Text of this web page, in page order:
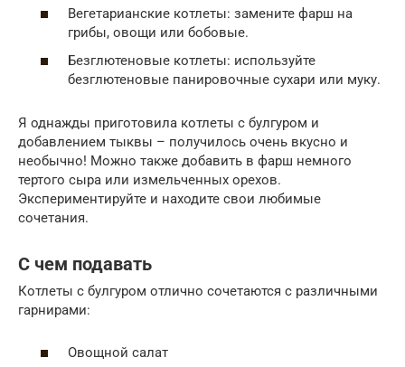
Вегетарианские котлеты: замените фарш на
грибы, овощи или бобовые.
Безглютеновые котлеты: используйте
безглютеновые панировочные сухари или муку.
Я однажды приготовила котлеты с булгуром и
добавлением тыквы – получилось очень вкусно и
необычно! Можно также добавить в фарш немного
тертого сыра или измельченных орехов.
Экспериментируйте и находите свои любимые
сочетания.
С чем подавать
Котлеты с булгуром отлично сочетаются с различными
гарнирами:
Овощной салат